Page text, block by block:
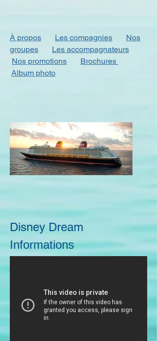
À propos Les compagnies
Nos
groupes
Les accompagnateurs
Nos promotions
Brochures
Album photo
Disney Dream
Informations